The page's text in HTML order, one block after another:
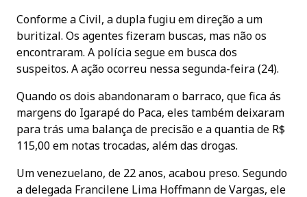
Conforme a Civil, a dupla fugiu em direção a um
buritizal. Os agentes fizeram buscas, mas não os
encontraram. A polícia segue em busca dos
suspeitos. A ação ocorreu nessa segunda-feira (24).
Quando os dois abandonaram o barraco, que fica ás
margens do Igarapé do Paca, eles também deixaram
para trás uma balança de precisão e a quantia de R$
115,00 em notas trocadas, além das drogas.
Um venezuelano, de 22 anos, acabou preso. Segundo
a delegada Francilene Lima Hoffmann de Vargas, ele